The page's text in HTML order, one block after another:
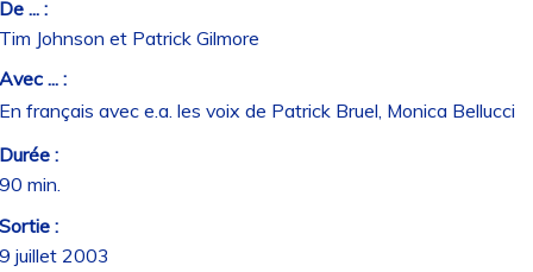
... :
Johnson et Patrick Gilmore
... :
français avec e.a. les voix de Patrick Bruel, Monica Bellucci
:
min.
:
juillet 2003